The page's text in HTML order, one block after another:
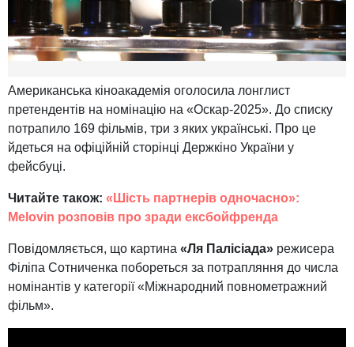
Американська кіноакадемія оголосила лонглист
претендентів на номінацію на «Оскар-2025». До списку
потрапило 169 фільмів, три з яких українські. Про це
йдеться на офіційній сторінці Держкіно України у
фейсбуці.
Читайте також: «Шість партнерів одночасно»:
Melovin розповів про зради ексбойфренда
Повідомляється, що картина «Ля Палісіада» режисера
Філіпа Сотниченка побореться за потрапляння до числа
номінантів у категорії «Міжнародний повнометражний
фільм».